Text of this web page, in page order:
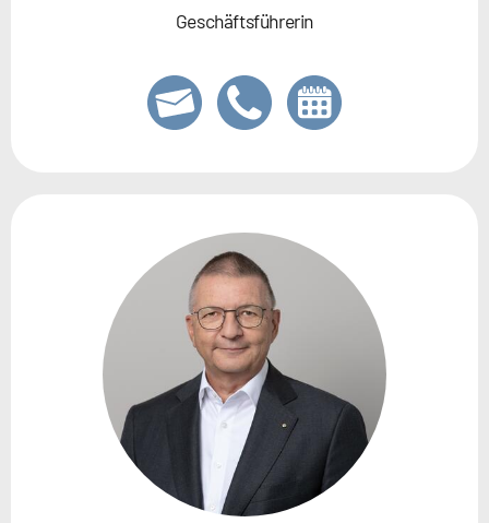
Geschäftsführerin